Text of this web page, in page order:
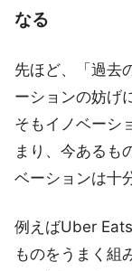
なる
先ほど、「過去
ーションの妨げ
そもイノベーシ
まり、今あるも
ベーションは十
例えばUber
ものをうまく組